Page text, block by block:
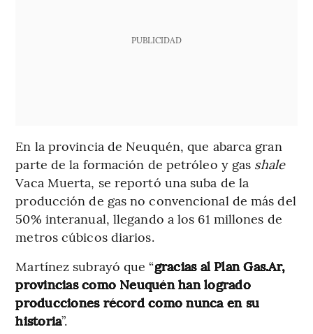
PUBLICIDAD
En la provincia de Neuquén, que abarca gran
parte de la formación de petróleo y gas shale
Vaca Muerta, se reportó una suba de la
producción de gas no convencional de más del
50% interanual, llegando a los 61 millones de
metros cúbicos diarios.
Martínez subrayó que “gracias al Plan Gas.Ar,
provincias como Neuquén han logrado
producciones récord como nunca en su
historia”.